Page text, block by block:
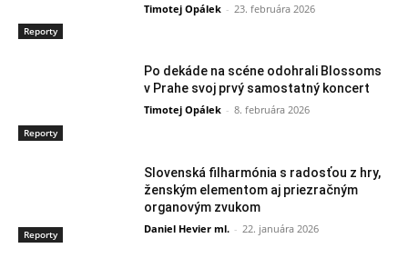
Reporty
Timotej Opálek - 23. februára 2026
Reporty
Po dekáde na scéne odohrali Blossoms
v Prahe svoj prvý samostatný koncert
Timotej Opálek - 8. februára 2026
Reporty
Slovenská filharmónia s radosťou z hry,
ženským elementom aj priezračným
organovým zvukom
Daniel Hevier ml. - 22. januára 2026